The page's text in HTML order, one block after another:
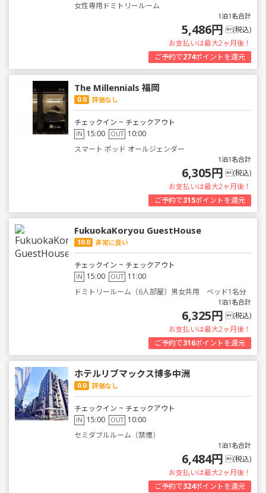
女性専用ドミトリールーム
1泊1名合計
5,486円 (税込)
お支払いは最大2ヶ月後！
ご予約で274ポイントを還元
The Millennials 福岡
0.0 評価なし
チェックイン ~ チェックアウト
IN 15:00 OUT 10:00
スマート ポッド オールジェンダー
1泊1名合計
6,305円 (税込)
お支払いは最大2ヶ月後！
ご予約で315ポイントを還元
FukuokaKoryou GuestHouse
10.0 非常に良い
チェックイン ~ チェックアウト
IN 15:00 OUT 11:00
ドミトリールーム（6人部屋）男女共用 ベッド1名分
1泊1名合計
6,325円 (税込)
お支払いは最大2ヶ月後！
ご予約で316ポイントを還元
ホテルリブマックス博多中洲
0.0 評価なし
チェックイン ~ チェックアウト
IN 15:00 OUT 10:00
セミダブルルーム（禁煙）
1泊1名合計
6,484円 (税込)
お支払いは最大2ヶ月後！
ご予約で324ポイントを還元